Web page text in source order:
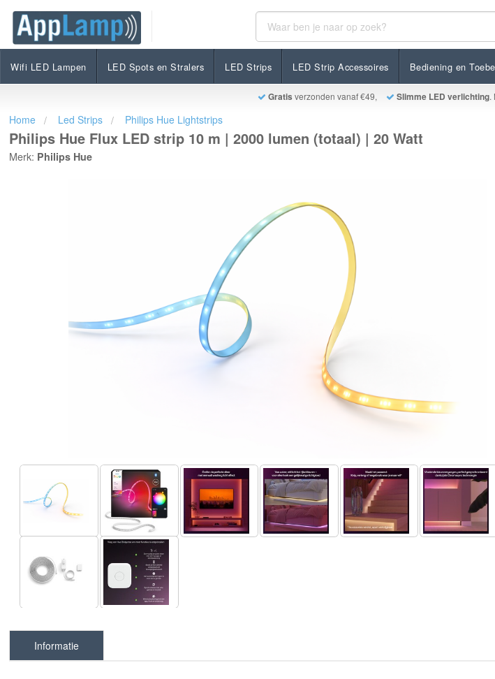
Wifi LED Lampen LED Spots en Stralers LED Strips LED Strip Accessoires Bediening en
Gratis verzonden vanaf €49, Slimme LED verlichting.
Philips Hue Flux LED strip 10 m | 2000 lumen (totaal) | 20 Watt
€184,90 Op voorraad
Home Led Strips Philips Hue Lightstrips
Philips Hue Flux LED strip 10 m | 2000 lumen (totaal) | 20 Watt
Merk: Philips Hue
Informatie